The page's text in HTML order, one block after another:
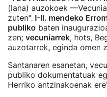
(lana) auzokoek
zuten". I-II. mendeko
publiko baten
zen; vecuniarrek, hots,
auzotarrek, eginda omen
Santanaren esanetan,
publiko dokumentatuak
Herriko antzinakoenak